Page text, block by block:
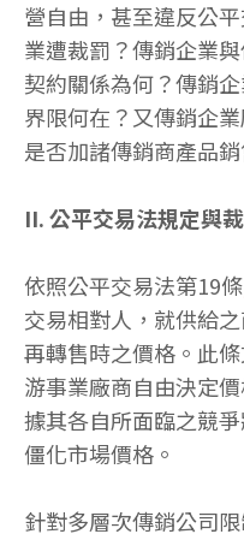
營自由，甚至違反公
業遭裁罰？傳銷企業
契約關係為何？傳銷
界限何在？又傳銷企
是否加諸傳銷商產品
II. 公平交易法規定與
依照公平交易法第19條
交易相對人，就供給
再轉售時之價格。此
游事業廠商自由決定
據其各自所面臨之競
僵化市場價格。
針對多層次傳銷公司